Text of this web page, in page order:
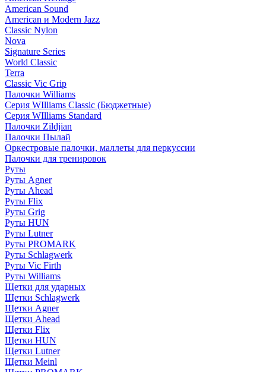
American Sound
American и Modern Jazz
Classic Nylon
Nova
Signature Series
World Classic
Terra
Classic Vic Grip
Палочки Williams
Серия WIlliams Classic (Бюджетные)
Серия WIlliams Standard
Палочки Zildjian
Палочки Пылай
Оркестровые палочки, маллеты для перкуссии
Палочки для тренировок
Руты
Руты Agner
Руты Ahead
Руты Flix
Руты Grig
Руты HUN
Руты Lutner
Руты PROMARK
Руты Schlagwerk
Руты Vic Firth
Руты Williams
Щетки для ударных
Щетки Schlagwerk
Щетки Agner
Щетки Ahead
Щетки Flix
Щетки HUN
Щетки Lutner
Щетки Meinl